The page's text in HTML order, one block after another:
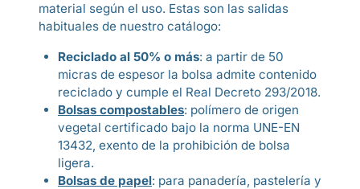
material según el uso. Estas son las salidas
habituales de nuestro catálogo:
Reciclado al 50% o más: a partir de 50
micras de espesor la bolsa admite contenido
reciclado y cumple el Real Decreto 293/2018.
Bolsas compostables: polímero de origen
vegetal certificado bajo la norma UNE-EN
13432, exento de la prohibición de bolsa
ligera.
Bolsas de papel: para panadería, pastelería y